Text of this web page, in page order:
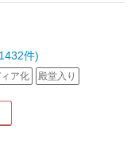
件)
ア化 殿堂入り